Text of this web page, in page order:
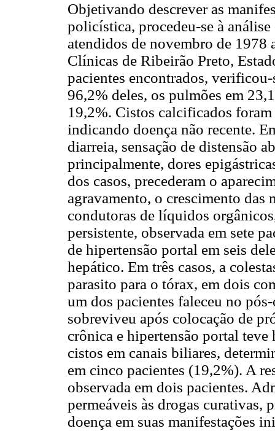
Objetivando descrever as
policística, procedeu-se à
atendidos de novembro de
Clínicas de Ribeirão Preto,
pacientes encontrados,
96,2% deles, os pulmões em
19,2%. Cistos calcificados
indicando doença não recente.
diarreia, sensação de distensão
principalmente, dores
dos casos, precederam o
agravamento, o crescimento das
condutoras de líquidos
persistente, observada em sete
de hipertensão portal em seis
hepático. Em três casos, a
parasito para o tórax, em dois
um dos pacientes faleceu no
sobreviveu após colocação de
crônica e hipertensão portal
cistos em canais biliares,
em cinco pacientes (19,2%). A
observada em dois pacientes.
permeáveis às drogas curativas,
doença em suas manifestações